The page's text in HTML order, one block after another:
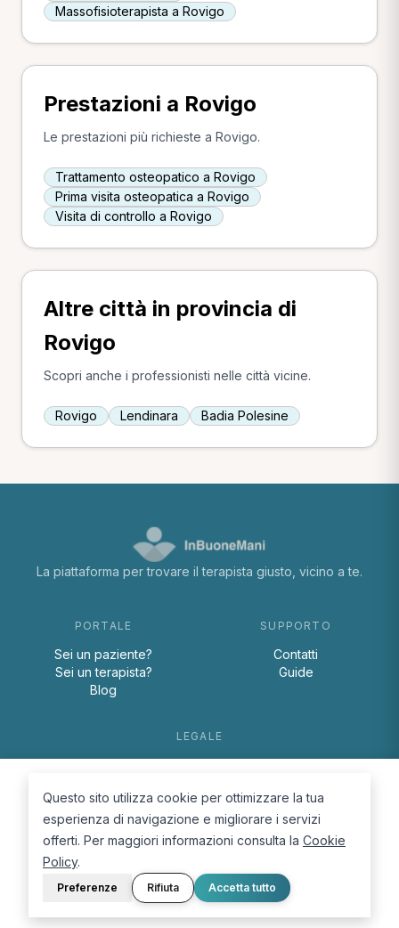
Massofisioterapista a Rovigo
Prestazioni a Rovigo
Le prestazioni più richieste a Rovigo.
Trattamento osteopatico a Rovigo
Prima visita osteopatica a Rovigo
Visita di controllo a Rovigo
Altre città in provincia di
Rovigo
Scopri anche i professionisti nelle città vicine.
Rovigo Lendinara Badia Polesine
La piattaforma per trovare il terapista giusto, vicino a te.
PORTALE
Sei un paziente?
Sei un terapista?
Blog
SUPPORTO
Contatti
Guide
LEGALE
Cookie Policy
© 2026 D.Lab S.r.l. — InBuoneMani
Questo sito utilizza cookie per ottimizzare la tua
esperienza di navigazione e migliorare i servizi
offerti. Per maggiori informazioni consulta la Cookie
Policy.
Preferenze Rifiuta Accetta tutto